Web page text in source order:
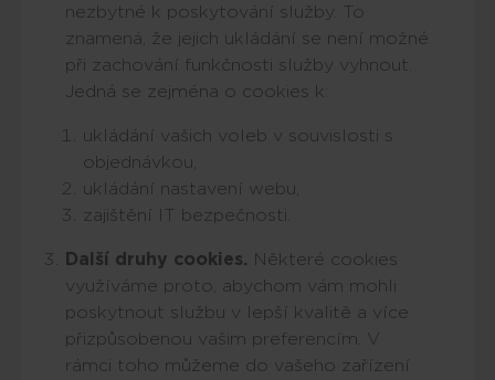
nezbytné k poskytování služby. To
znamená, že jejich ukládání se není možné
při zachování funkčnosti služby vyhnout.
Jedná se zejména o cookies k:
ukládání vašich voleb v souvislosti s
objednávkou,
ukládání nastavení webu,
zajištění IT bezpečnosti.
Další druhy cookies. Některé cookies
využíváme proto, abychom vám mohli
poskytnout službu v lepší kvalitě a více
přizpůsobenou vašim preferencím. V
rámci toho můžeme do vašeho zařízení